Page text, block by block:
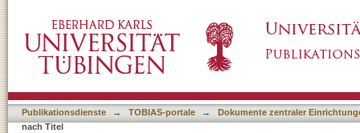
Publikationsdienste → TOBIAS-portale →
Dokumente zentraler
nach Titel